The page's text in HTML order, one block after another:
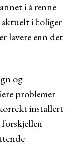
i å renne
i boliger
lavere enn det
og
problemer
installert